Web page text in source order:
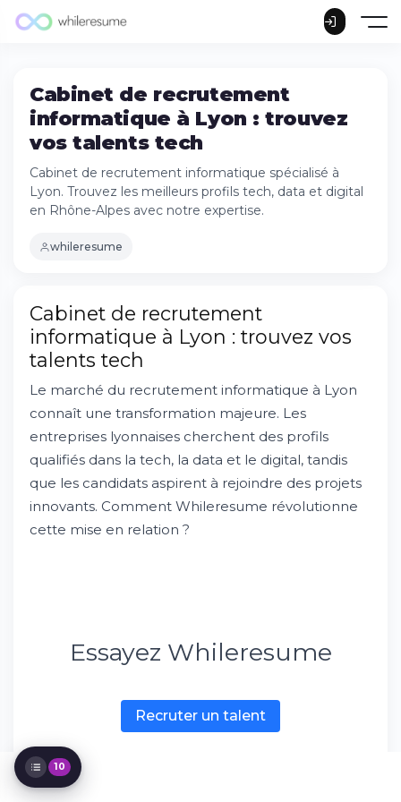
Cabinet de recrutement
informatique à Lyon : trouvez
vos talents tech
Cabinet de recrutement informatique spécialisé à
Lyon. Trouvez les meilleurs profils tech, data et digital
en Rhône-Alpes avec notre expertise.
whileresume
pleine croissance
Pourquoi le recrutement informatique
traditionnel atteint ses limites ?
Comment Whileresume transforme votre
L'évolution du recrutement digital
Perspectives d'avenir du secteur tech
10
Cabinet de recrutement
informatique à Lyon : trouvez vos
talents tech
Le marché du recrutement informatique à Lyon
connaît une transformation majeure. Les
entreprises lyonnaises cherchent des profils
qualifiés dans la tech, la data et le digital, tandis
que les candidats aspirent à rejoindre des projets
innovants. Comment Whileresume révolutionne
cette mise en relation ?
Essayez Whileresume
Recruter un talent